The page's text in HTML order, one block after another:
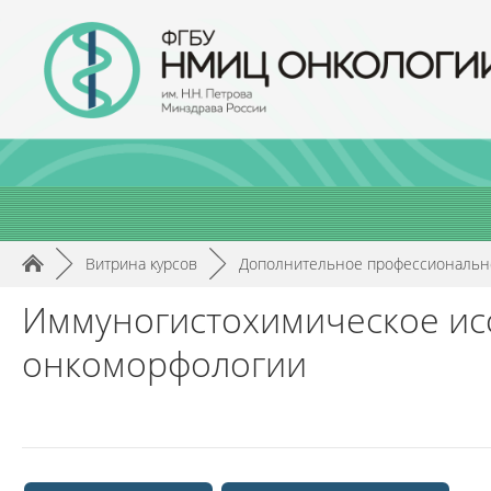
► Витрина курсов ► Дополнительное
Иммуногистохимическое
онкоморфологии